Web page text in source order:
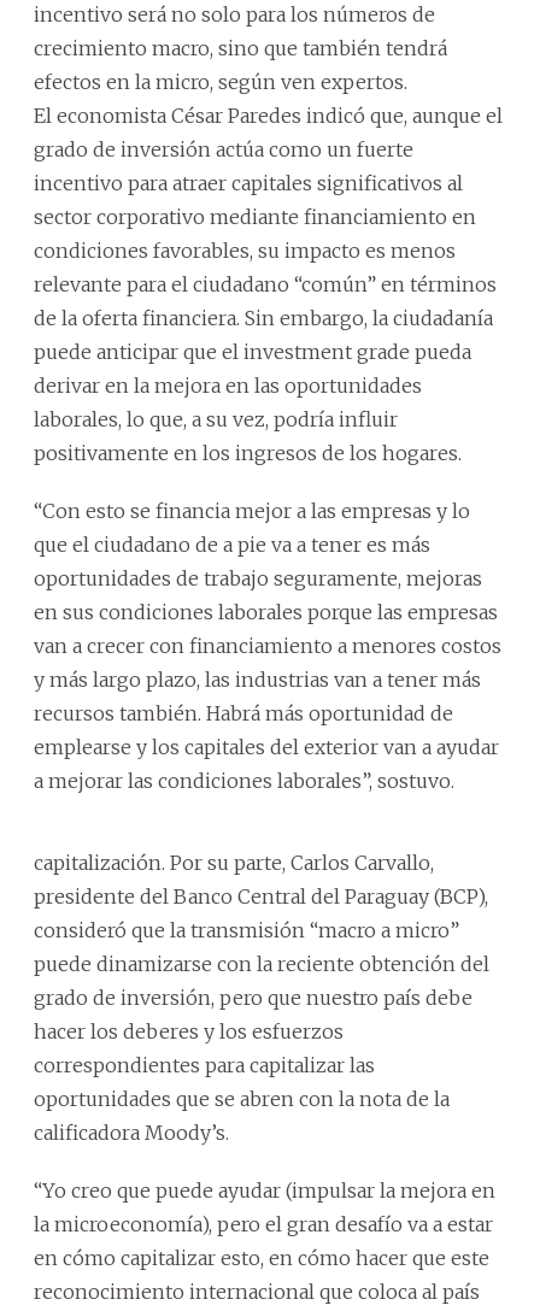
incentivo será no solo para los números de
crecimiento macro, sino que también tendrá
efectos en la micro, según ven expertos.
El economista César Paredes indicó que, aunque el
grado de inversión actúa como un fuerte
incentivo para atraer capitales significativos al
sector corporativo mediante financiamiento en
condiciones favorables, su impacto es menos
relevante para el ciudadano “común” en términos
de la oferta financiera. Sin embargo, la ciudadanía
puede anticipar que el investment grade pueda
derivar en la mejora en las oportunidades
laborales, lo que, a su vez, podría influir
positivamente en los ingresos de los hogares.
“Con esto se financia mejor a las empresas y lo
que el ciudadano de a pie va a tener es más
oportunidades de trabajo seguramente, mejoras
en sus condiciones laborales porque las empresas
van a crecer con financiamiento a menores costos
y más largo plazo, las industrias van a tener más
recursos también. Habrá más oportunidad de
emplearse y los capitales del exterior van a ayudar
a mejorar las condiciones laborales”, sostuvo.
capitalización. Por su parte, Carlos Carvallo,
presidente del Banco Central del Paraguay (BCP),
consideró que la transmisión “macro a micro”
puede dinamizarse con la reciente obtención del
grado de inversión, pero que nuestro país debe
hacer los deberes y los esfuerzos
correspondientes para capitalizar las
oportunidades que se abren con la nota de la
calificadora Moody’s.
“Yo creo que puede ayudar (impulsar la mejora en
la microeconomía), pero el gran desafío va a estar
en cómo capitalizar esto, en cómo hacer que este
reconocimiento internacional que coloca al país